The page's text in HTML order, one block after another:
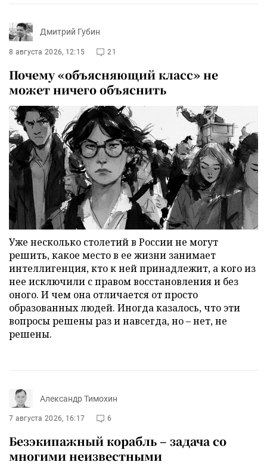
Дмитрий Губин
8 августа 2026, 12:15 21
Почему «объясняющий класс» не
может ничего объяснить
Уже несколько столетий в России не могут
решить, какое место в ее жизни занимает
интеллигенция, кто к ней принадлежит, а кого из
нее исключили с правом восстановления и без
оного. И чем она отличается от просто
образованных людей. Иногда казалось, что эти
вопросы решены раз и навсегда, но – нет, не
решены.
Александр Тимохин
7 августа 2026, 16:17 6
Безэкипажный корабль – задача со
многими неизвестными